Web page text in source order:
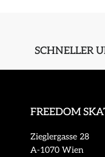
SCHNELLER
FREEDOM
Zieglergasse 28
A-1070 Wien